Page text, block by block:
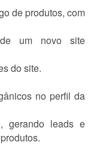
de produtos, com
um novo site
do site.
no perfil da
gerando leads e